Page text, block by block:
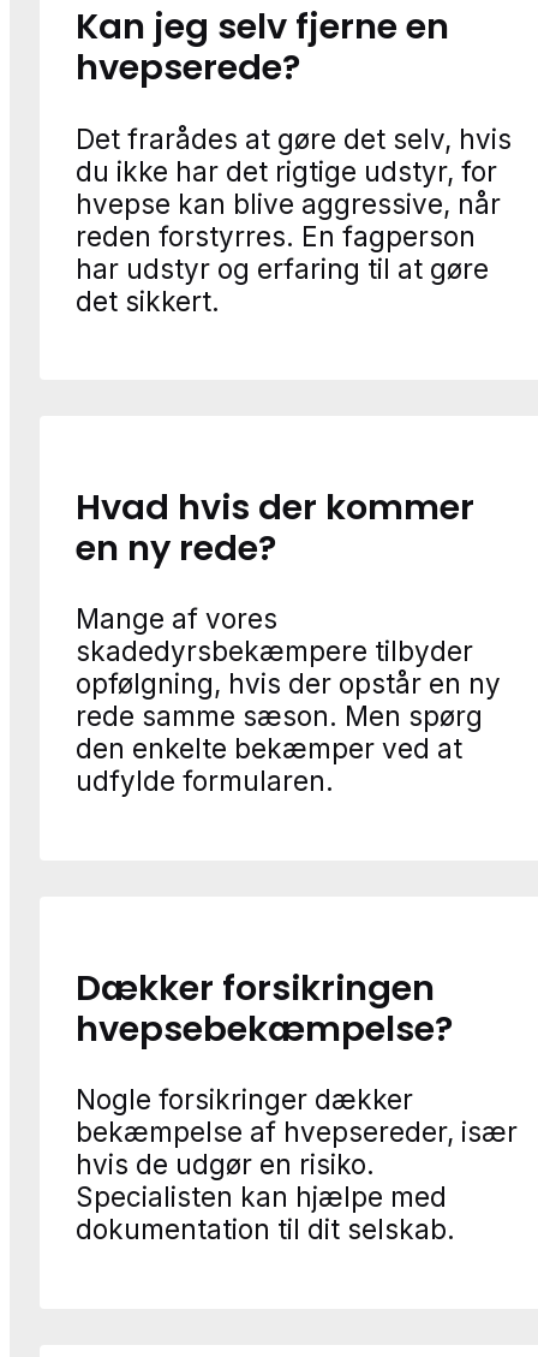
Kan jeg selv fjerne en
hvepserede?
Det frarådes at gøre det selv, hvis
du ikke har det rigtige udstyr, for
hvepse kan blive aggressive, når
reden forstyrres. En fagperson
har udstyr og erfaring til at gøre
det sikkert.
Hvad hvis der kommer
en ny rede?
Mange af vores
skadedyrsbekæmpere tilbyder
opfølgning, hvis der opstår en ny
rede samme sæson. Men spørg
den enkelte bekæmper ved at
udfylde formularen.
Dækker forsikringen
hvepsebekæmpelse?
Nogle forsikringer dækker
bekæmpelse af hvepsereder, især
hvis de udgør en risiko.
Specialisten kan hjælpe med
dokumentation til dit selskab.